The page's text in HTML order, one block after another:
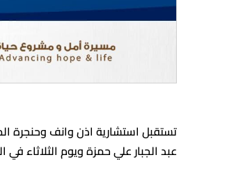
عبد الجبار علي حمزة ويوم الثلاثاء في الفترة الصباحية 9.00-